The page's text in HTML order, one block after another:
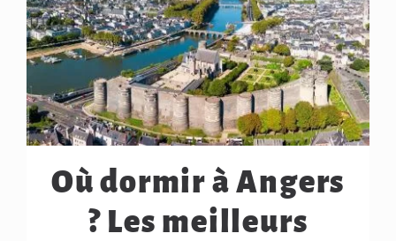
Où dormir à Angers
? Les meilleurs